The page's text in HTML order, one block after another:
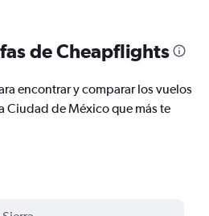
de Cheapflights
encontrar y comparar los vuelos
Ciudad de México que más te